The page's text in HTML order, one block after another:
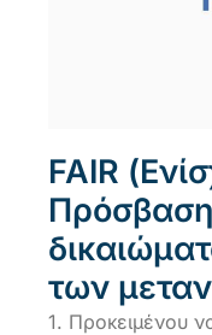
FAIR
των
1. Προκειμένου